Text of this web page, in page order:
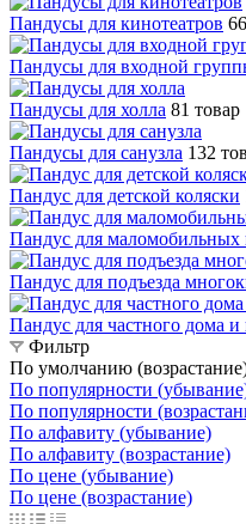
Пандусы для кинотеатров
Пандусы для входной
Пандусы для холла 81 товар
Пандусы для санузла 132
Пандус для детской коляски
Пандус для
Пандус для подъезда
Пандус для частного дома и
Фильтр
По умолчанию
По популярности
По популярности
По алфавиту (убывание)
По алфавиту (возрастание)
По цене (убывание)
По цене (возрастание)